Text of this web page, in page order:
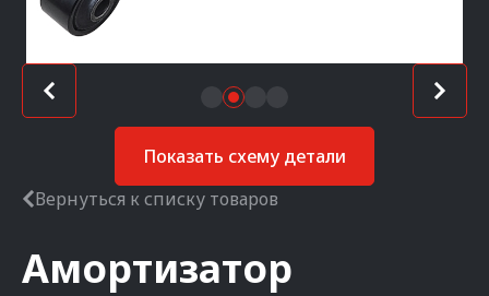
Показать схему детали
Вернуться к списку товаров
Амортизатор